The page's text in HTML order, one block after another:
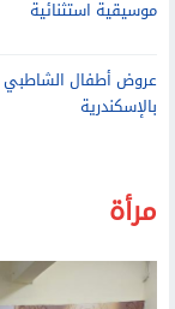
موسيقية استثنائية
عروض أطفال الشاطبي
بالإسكندرية
مرأة